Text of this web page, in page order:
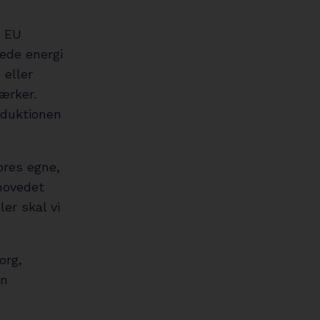
energi
eller
egne,
skal vi